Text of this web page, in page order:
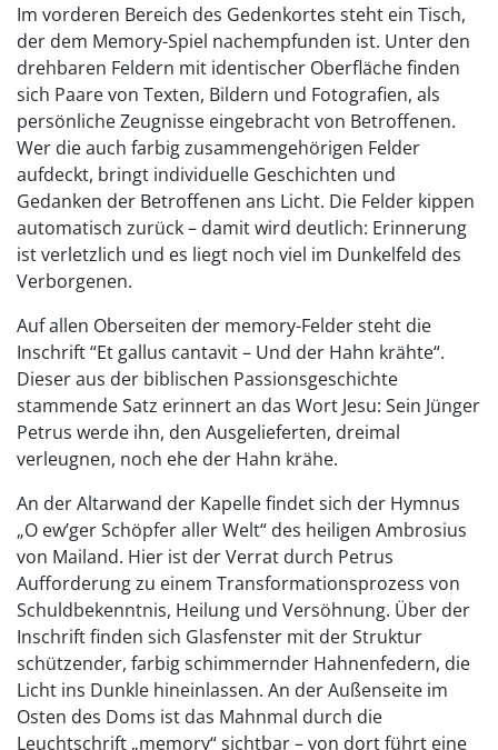
Im vorderen Bereich des Gedenkortes steht ein Tisch,
der dem Memory-Spiel nachempfunden ist. Unter den
drehbaren Feldern mit identischer Oberfläche finden
sich Paare von Texten, Bildern und Fotografien, als
persönliche Zeugnisse eingebracht von Betroffenen.
Wer die auch farbig zusammengehörigen Felder
aufdeckt, bringt individuelle Geschichten und
Gedanken der Betroffenen ans Licht. Die Felder kippen
automatisch zurück – damit wird deutlich: Erinnerung
ist verletzlich und es liegt noch viel im Dunkelfeld des
Verborgenen.
Auf allen Oberseiten der memory-Felder steht die
Inschrift “Et gallus cantavit – Und der Hahn krähte“.
Dieser aus der biblischen Passionsgeschichte
stammende Satz erinnert an das Wort Jesu: Sein Jünger
Petrus werde ihn, den Ausgelieferten, dreimal
verleugnen, noch ehe der Hahn krähe.
An der Altarwand der Kapelle findet sich der Hymnus
„O ew’ger Schöpfer aller Welt“ des heiligen Ambrosius
von Mailand. Hier ist der Verrat durch Petrus
Aufforderung zu einem Transformationsprozess von
Schuldbekenntnis, Heilung und Versöhnung. Über der
Inschrift finden sich Glasfenster mit der Struktur
schützender, farbig schimmernder Hahnenfedern, die
Licht ins Dunkle hineinlassen. An der Außenseite im
Osten des Doms ist das Mahnmal durch die
Leuchtschrift „memory“ sichtbar – von dort führt eine